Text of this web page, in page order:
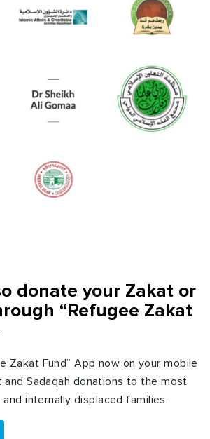
donate your Zakat or
“Refugee Zakat
Zakat Fund” App now on your mobile
Sadaqah donations to the most
internally displaced families.